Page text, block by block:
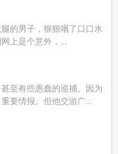
的男子，狠狠咽了口口水
上是个意外，...
至有些愚蠢的巡捕。因为
要情报。但他交游广...